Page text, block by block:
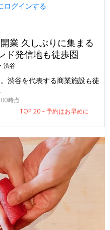
ログインする
業 久しぶりに集まる
ド発信地も徒歩圏
渋谷
渋谷を代表する商業施設も徒
時点
TOP 20 – 予約はお早めに